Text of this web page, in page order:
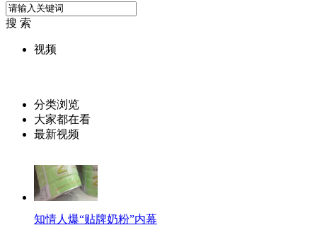
搜 索
视频
分类浏览
大家都在看
最新视频
知情人爆“贴牌奶粉”内幕